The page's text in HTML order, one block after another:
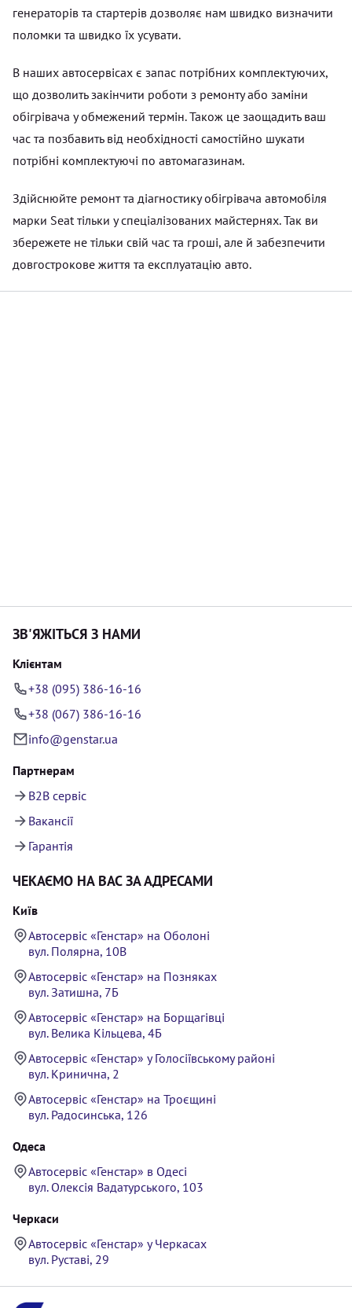
генераторів та стартерів дозволяє нам швидко визначити
поломки та швидко їх усувати.
В наших автосервісах є запас потрібних комплектуючих,
що дозволить закінчити роботи з ремонту або заміни
обігрівача у обмежений термін. Також це заощадить ваш
час та позбавить від необхідності самостійно шукати
потрібні комплектуючі по автомагазинам.
Здійснюйте ремонт та діагностику обігрівача автомобіля
марки Seat тільки у спеціалізованих майстернях. Так ви
збережете не тільки свій час та гроші, але й забезпечити
довгострокове життя та експлуатацію авто.
ЗВ'ЯЖІТЬСЯ З НАМИ
Клієнтам
+38 (095) 386-16-16
+38 (067) 386-16-16
info@genstar.ua
Партнерам
B2B сервіс
Вакансії
Гарантія
ЧЕКАЄМО НА ВАС ЗА АДРЕСАМИ
Київ
Автосервіс «Генстар» на Оболоні
вул. Полярна, 10В
Автосервіс «Генстар» на Позняках
вул. Затишна, 7Б
Автосервіс «Генстар» на Борщагівці
вул. Велика Кільцева, 4Б
Автосервіс «Генстар» у Голосіївському районі
вул. Кринична, 2
Автосервіс «Генстар» на Троєщині
вул. Радосинська, 126
Одеса
Автосервіс «Генстар» в Одесі
вул. Олексія Вадатурського, 103
Черкаси
Автосервіс «Генстар» у Черкасах
вул. Руставі, 29